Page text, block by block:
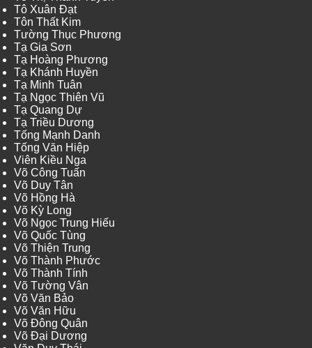
Tô Xuân Đạt
Tôn Thất Kim
Tường Thục Phương
Tạ Gia Sơn
Tạ Hoàng Phương
Tạ Khánh Huyền
Tạ Minh Tuân
Tạ Ngọc Thiên Vũ
Tạ Quang Dự
Tạ Triều Dương
Tống Mạnh Danh
Tống Văn Hiệp
Viên Kiều Nga
Võ Công Tuấn
Võ Duy Tân
Võ Hồng Hà
Võ Kỳ Long
Võ Ngọc Trung Hiếu
Võ Quốc Tùng
Võ Thiện Trung
Võ Thành Phước
Võ Thành Tính
Võ Tường Vân
Võ Văn Bảo
Võ Văn Hữu
Võ Đông Quân
Võ Đại Dương